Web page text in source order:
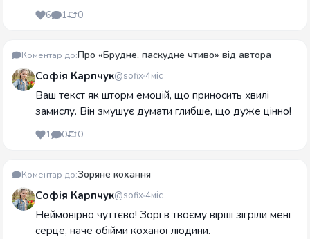
6 1 0
Коментар до:Про «Брудне, паскудне чтиво» від автора
Софія Карпчук@sofix 4міс
Ваш текст як шторм емоцій, що приносить хвилі
замислу. Він змушує думати глибше, що дуже цінно!
1 0 0
Коментар до:Зоряне кохання
Софія Карпчук@sofix 4міс
Неймовірно чуттєво! Зорі в твоєму вірші зігріли мені
серце, наче обійми коханої людини.